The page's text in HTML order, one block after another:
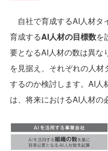
自社で育成するAI人材タ
育成するAI人材の目標数を
要となるAI人材の数は異な
を見据え、それぞれの人
するのか検討します。AI人
は、将来におけるAI人材の